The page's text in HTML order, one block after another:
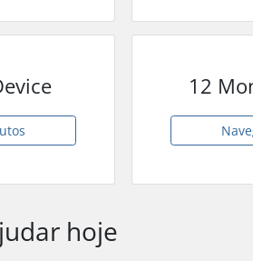
12
hoje